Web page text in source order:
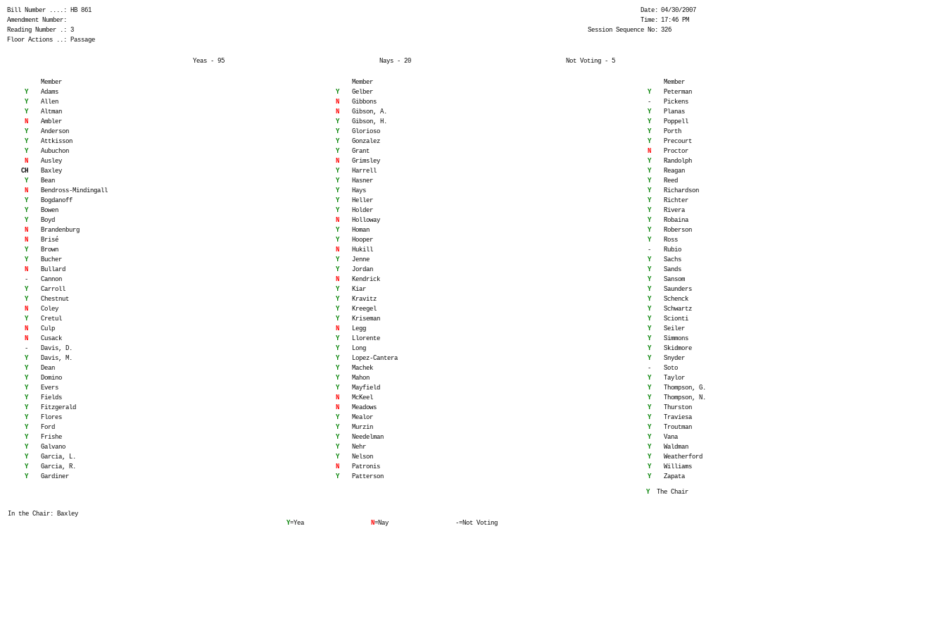
Bill Number ....: HB 861 Date: 04/30/2007
Amendment Number:
Time: 17:46 PM
Reading Number .: 3
Session Sequence No: 326
Floor Actions ..: Passage
Yeas - 95 Nays - 20 Not Voting - 5
Member
Y
Adams
Y
Allen
Y
Altman
N
Ambler
Y
Anderson
Y
Attkisson
Y
Aubuchon
N
Ausley
CH
Baxley
Y
Bean
N
Bendross-Mindingall
Y
Bogdanoff
Y
Bowen
Y
Boyd
N
Brandenburg
N
Brisé
Y
Brown
Y
Bucher
N
Bullard
-
Cannon
Y
Carroll
Y
Chestnut
N
Coley
Y
Cretul
N
Culp
N
Cusack
-
Davis, D.
Y
Davis, M.
Y
Dean
Y
Domino
Y
Evers
Y
Fields
Y
Fitzgerald
Y
Flores
Y
Ford
Y
Frishe
Y
Galvano
Y
Garcia, L.
Y
Garcia, R.
Y
Gardiner
Member
Y
Gelber
N
Gibbons
N
Gibson, A.
Y
Gibson, H.
Y
Glorioso
Y
Gonzalez
Y
Grant
N
Grimsley
Y
Harrell
Y
Hasner
Y
Hays
Y
Heller
Y
Holder
N
Holloway
Y
Homan
Y
Hooper
N
Hukill
Y
Jenne
Y
Jordan
N
Kendrick
Y
Kiar
Y
Kravitz
Y
Kreegel
Y
Kriseman
N
Legg
Y
Llorente
Y
Long
Y
Lopez-Cantera
Y
Machek
Y
Mahon
Y
Mayfield
N
McKeel
N
Meadows
Y
Mealor
Y
Murzin
Y
Needelman
Y
Nehr
Y
Nelson
N
Patronis
Y
Patterson
Member
Y
Peterman
-
Pickens
Y
Planas
Y
Poppell
Y
Porth
Y
Precourt
N
Proctor
Y
Randolph
Y
Reagan
Y
Reed
Y
Richardson
Y
Richter
Y
Rivera
Y
Robaina
Y
Roberson
Y
Ross
-
Rubio
Y
Sachs
Y
Sands
Y
Sansom
Y
Saunders
Y
Schenck
Y
Schwartz
Y
Scionti
Y
Seiler
Y
Simmons
Y
Skidmore
Y
Snyder
-
Soto
Y
Taylor
Y
Thompson, G.
Y
Thompson, N.
Y
Thurston
Y
Traviesa
Y
Troutman
Y
Vana
Y
Waldman
Y
Weatherford
Y
Williams
Y
Zapata
Y The Chair
In the Chair: Baxley
Y=Yea N=Nay -=Not Voting